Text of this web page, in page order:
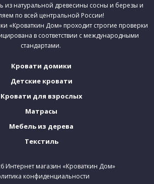
из натуральной древесины сосны и березы и
по всей центральной России!
«Кроваткин Дом» проходит строгие проверки
в соответствии с международными
стандартами.
Кровати домики
Детские кровати
Кровати для взрослых
Матрасы
Мебель из дерева
Текстиль
Интернет магазин «Кроваткин Дом»
конфиденциальности